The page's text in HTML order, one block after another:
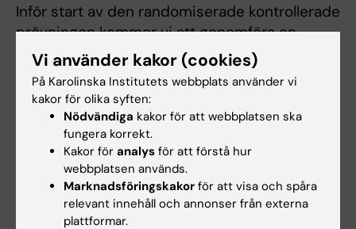
Inför start av den randomiserade kontrollerade
prövningen kommer vi att genomföra en
pilotstudie med upp till ytterligare 20
patienter.
Datainsamlingen förväntas pågå till 2026
Internetlevererad KBT-i för patienter
med psykossjukdom
I samarbete med Region Stockholm och
Vi använder kakor (cookies)
På Karolinska Institutets webbplats använder vi
kakor för olika syften:
Nödvändiga kakor för att webbplatsen ska
fungera korrekt.
Kakor för analys för att förstå hur
webbplatsen används.
Marknadsföringskakor för att visa och spåra
relevant innehåll och annonser från externa
plattformar.